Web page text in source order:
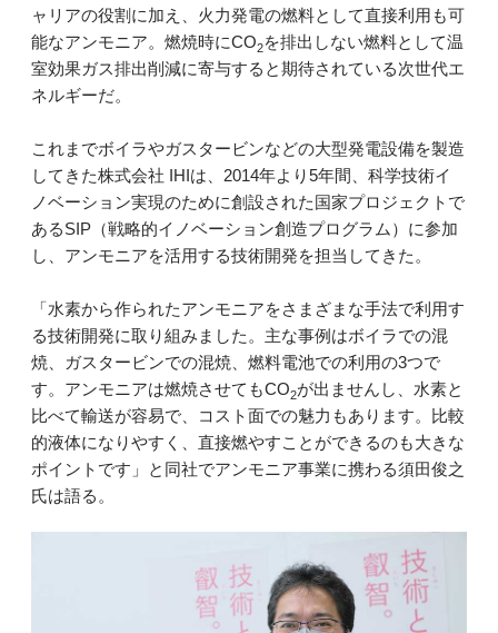
ャリアの役割に加え、火力発電の燃料として直接利用も可
能なアンモニア。燃焼時にCO2を排出しない燃料として温
室効果ガス排出削減に寄与すると期待されている次世代エ
ネルギーだ。
これまでボイラやガスタービンなどの大型発電設備を製造
してきた株式会社 IHIは、2014年より5年間、科学技術イ
ノベーション実現のために創設された国家プロジェクトで
あるSIP（戦略的イノベーション創造プログラム）に参加
し、アンモニアを活用する技術開発を担当してきた。
「水素から作られたアンモニアをさまざまな手法で利用す
る技術開発に取り組みました。主な事例はボイラでの混
焼、ガスタービンでの混焼、燃料電池での利用の3つで
す。アンモニアは燃焼させてもCO2が出ませんし、水素と
比べて輸送が容易で、コスト面での魅力もあります。比較
的液体になりやすく、直接燃やすことができるのも大きな
ポイントです」と同社でアンモニア事業に携わる須田俊之
氏は語る。